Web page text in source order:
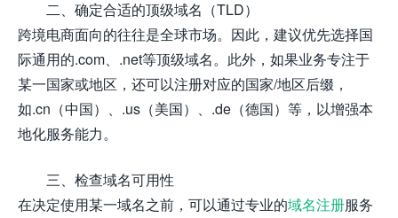
二、确定合适的顶级域名（TLD）
跨境电商面向的往往是全球市场。因此，建议优先选择国
际通用的.com、.net等顶级域名。此外，如果业务专注于
某一国家或地区，还可以注册对应的国家/地区后缀，
如.cn（中国）、.us（美国）、.de（德国）等，以增强本
地化服务能力。
三、检查域名可用性
在决定使用某一域名之前，可以通过专业的域名注册服务